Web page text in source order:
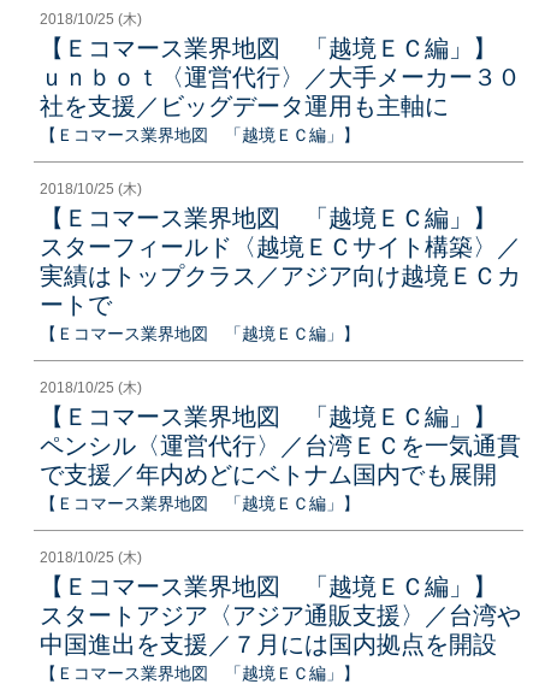
2018/10/25 (木)
【Ｅコマース業界地図 「越境ＥＣ編」】
ｕｎｂｏｔ〈運営代行〉／大手メーカー３０
社を支援／ビッグデータ運用も主軸に
【Ｅコマース業界地図 「越境ＥＣ編」】
2018/10/25 (木)
【Ｅコマース業界地図 「越境ＥＣ編」】
スターフィールド〈越境ＥＣサイト構築〉／
実績はトップクラス／アジア向け越境ＥＣカ
ートで
【Ｅコマース業界地図 「越境ＥＣ編」】
2018/10/25 (木)
【Ｅコマース業界地図 「越境ＥＣ編」】
ペンシル〈運営代行〉／台湾ＥＣを一気通貫
で支援／年内めどにベトナム国内でも展開
【Ｅコマース業界地図 「越境ＥＣ編」】
2018/10/25 (木)
【Ｅコマース業界地図 「越境ＥＣ編」】
スタートアジア〈アジア通販支援〉／台湾や
中国進出を支援／７月には国内拠点を開設
【Ｅコマース業界地図 「越境ＥＣ編」】